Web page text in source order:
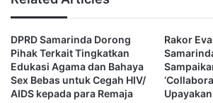
gempuran itu. Perlarian tak bisa
Jalur pelarian yang dipilih sama,
Balikpapan-Samarinda untuk
DPRD Samarinda Dorong
Pihak Terkait Tingkatkan
Edukasi Agama dan Bahaya
Sex Bebas untuk Cegah HIV/
AIDS kepada para Remaja
Rakor